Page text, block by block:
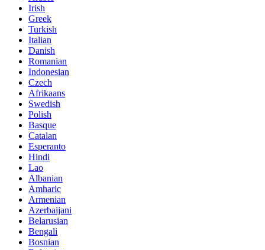
Irish
Greek
Turkish
Italian
Danish
Romanian
Indonesian
Czech
Afrikaans
Swedish
Polish
Basque
Catalan
Esperanto
Hindi
Lao
Albanian
Amharic
Armenian
Azerbaijani
Belarusian
Bengali
Bosnian